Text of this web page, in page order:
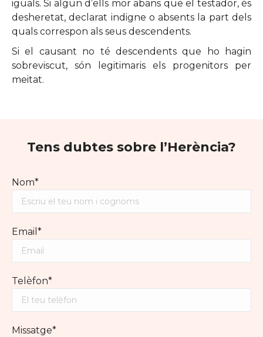
iguals. Si algun d’ells mor abans que el testador, és
desheretat, declarat indigne o absents la part dels
quals correspon als seus descendents.
Si el causant no té descendents que ho hagin
sobreviscut, són legitimaris els progenitors per
meitat.
Tens dubtes sobre l’Herència?
Nom*
Email*
Telèfon*
Missatge*